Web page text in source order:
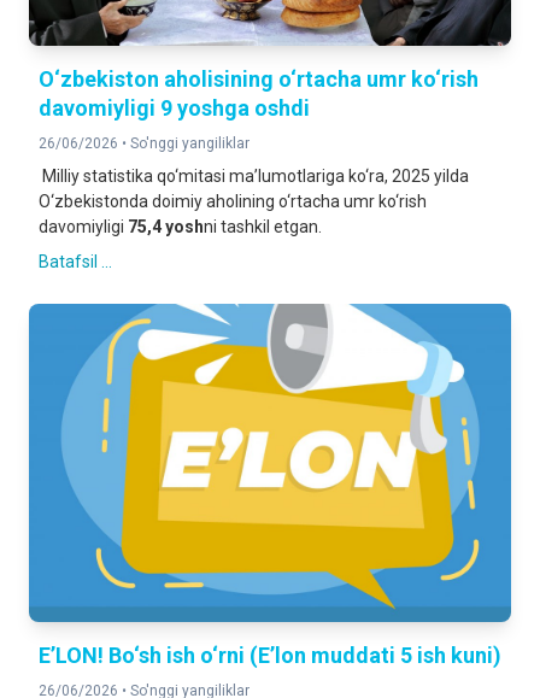
O‘zbekiston aholisining o‘rtacha umr ko‘rish
davomiyligi 9 yoshga oshdi
26/06/2026 • So'nggi yangiliklar
Milliy statistika qo‘mitasi ma’lumotlariga ko‘ra, 2025 yilda
O‘zbekistonda doimiy aholining o‘rtacha umr ko‘rish
davomiyligi 75,4 yoshni tashkil etgan.
Batafsil ...
E’LON! Bo‘sh ish o‘rni (E’lon muddati 5 ish kuni)
26/06/2026 • So'nggi yangiliklar